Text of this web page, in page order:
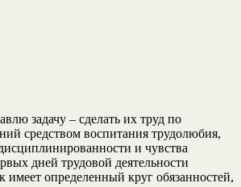
задачу – сделать их труд по
средством воспитания трудолюбия,
и чувства
дней трудовой деятельности
определенный круг обязанностей,